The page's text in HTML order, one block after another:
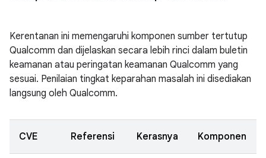
Kerentanan ini memengaruhi komponen sumber tertutup
Qualcomm dan dijelaskan secara lebih rinci dalam buletin
keamanan atau peringatan keamanan Qualcomm yang
sesuai. Penilaian tingkat keparahan masalah ini disediakan
langsung oleh Qualcomm.
CVE Referensi Kerasnya Komponen